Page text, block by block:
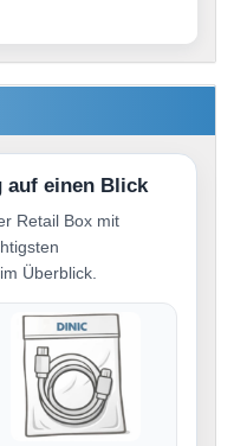
auf einen Blick
Retail Box mit
Überblick.